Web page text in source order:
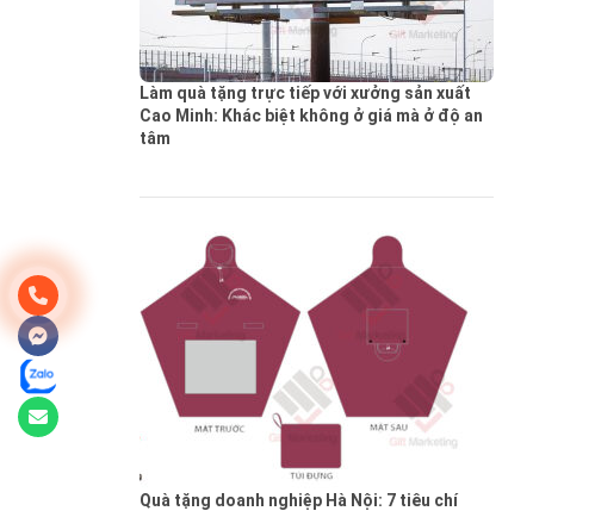
Làm quà tặng trực tiếp với xưởng sản xuất
Cao Minh: Khác biệt không ở giá mà ở độ an
tâm
Quà tặng doanh nghiệp Hà Nội: 7 tiêu chí